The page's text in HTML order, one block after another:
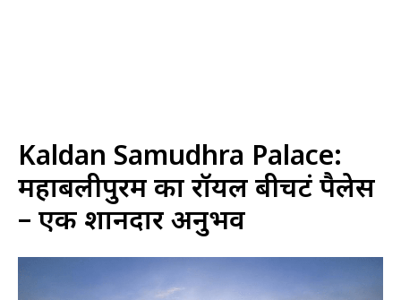
Kaldan Samudhra Palace:
महाबलीपुरम का रॉयल बीचफ्रंट पैलेस
– एक शानदार अनुभव